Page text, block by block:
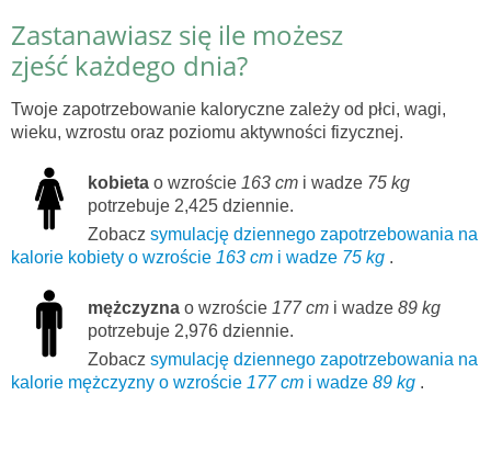
Zastanawiasz się ile możesz
zjeść każdego dnia?
Twoje zapotrzebowanie kaloryczne zależy od płci, wagi,
wieku, wzrostu oraz poziomu aktywności fizycznej.
kobieta o wzroście 163 cm i wadze 75 kg
potrzebuje 2,425 dziennie.
Zobacz symulację dziennego zapotrzebowania na
kalorie kobiety o wzroście 163 cm i wadze 75 kg .
mężczyzna o wzroście 177 cm i wadze 89 kg
potrzebuje 2,976 dziennie.
Zobacz symulację dziennego zapotrzebowania na
kalorie mężczyzny o wzroście 177 cm i wadze 89 kg .